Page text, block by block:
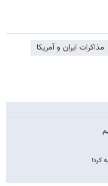
مذاکرات ایران و آمریکا
کرد!